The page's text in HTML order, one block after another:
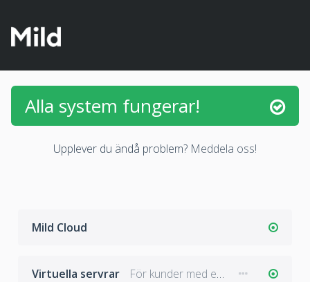
Alla system fungerar!
Upplever du ändå problem? Meddela oss!
Mild Cloud
Virtuella servrar För kunder med egen server